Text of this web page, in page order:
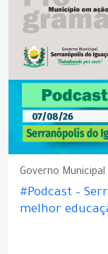
Governo Municipal
#Podcast –
melhor